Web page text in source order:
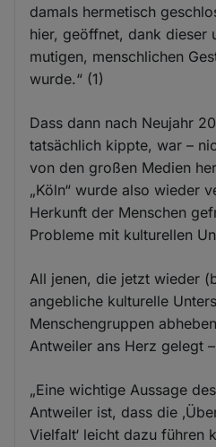
damals hermetisch
hier, geöffnet, dank dieser
mutigen, menschlichen
wurde.“ (1)
Dass dann nach Neujahr
tatsächlich kippte, war –
von den großen Medien
„Köln“ wurde also wieder
Herkunft der Menschen
Probleme mit kulturellen
All jenen, die jetzt wieder
angebliche kulturelle
Menschengruppen
Antweiler ans Herz gelegt
„Eine wichtige Aussage
Antweiler ist, dass die
Vielfalt‘ leicht dazu führen